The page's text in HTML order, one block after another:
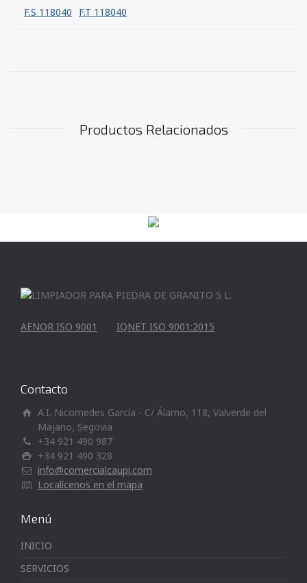
F.S 118040 F.T 118040
Productos Relacionados
AENOR ISO 9001 IQNET ISO 9001:2015
Contacto
A.I. Nicomedes García - C/ Álamo, 118, Valverde del
Majano, Segovia
+34 921 490 987
+34 921 490 328
info@comercialcaupi.com
Localícenos en el mapa
Menú
INICIO
SERVICIOS